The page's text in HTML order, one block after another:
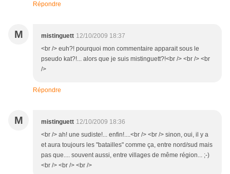
Répondre
M mistinguett 12/10/2009 18:37
<br /> euh?! pourquoi mon commentaire apparait sous le
pseudo kat?!... alors que je suis mistinguett?!<br /> <br /> <br
/>
Répondre
M mistinguett 12/10/2009 18:36
<br /> ah! une sudiste!... enfin!....<br /> <br /> sinon, oui, il y a
et aura toujours les "batailles" comme ça, entre nord/sud mais
pas que.... souvent aussi, entre villages de même région... ;-)
<br /> <br /> <br />